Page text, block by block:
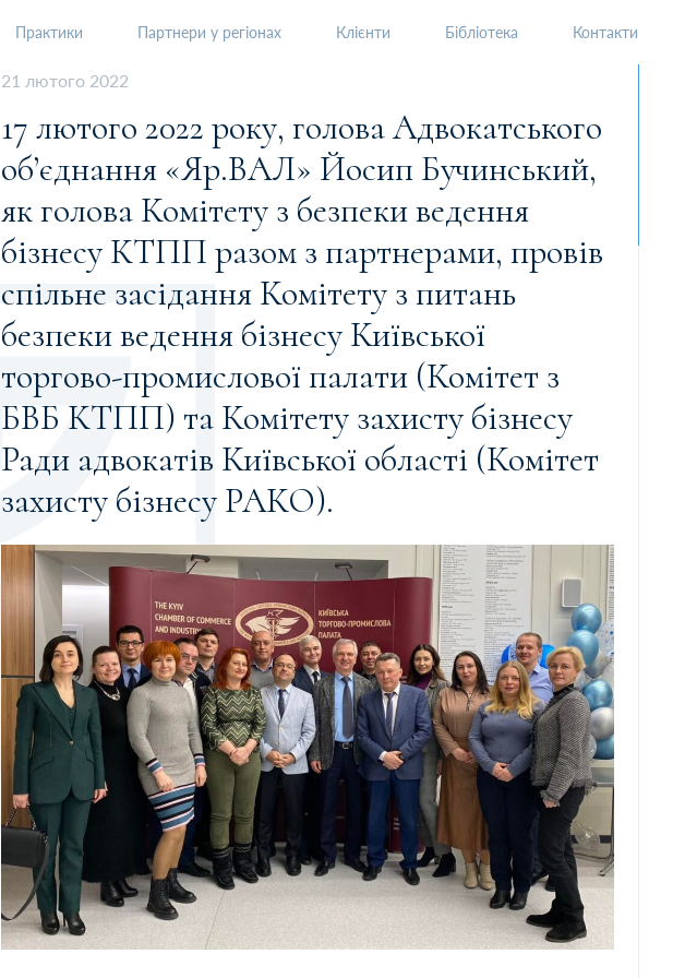
Практики Партнери у регіонах Клієнти Бібліотека Контакти
21 лютого 2022
17 лютого 2022 року, голова Адвокатського
об’єднання «Яр.ВАЛ» Йосип Бучинський,
як голова Комітету з безпеки ведення
бізнесу КТПП разом з партнерами, провів
спільне засідання Комітету з питань
безпеки ведення бізнесу Київської
торгово-промислової палати (Комітет з
БВБ КТПП) та Комітету захисту бізнесу
Ради адвокатів Київської області (Комітет
захисту бізнесу РАКО).